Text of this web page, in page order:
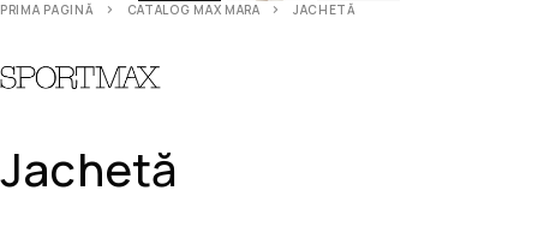
PRIMA PAGINĂ CATALOG MAX MARA JACHETĂ
Jachetă